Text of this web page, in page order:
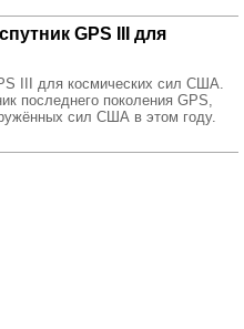
GPS III для
III для космических сил США.
последнего поколения GPS,
сил США в этом году.